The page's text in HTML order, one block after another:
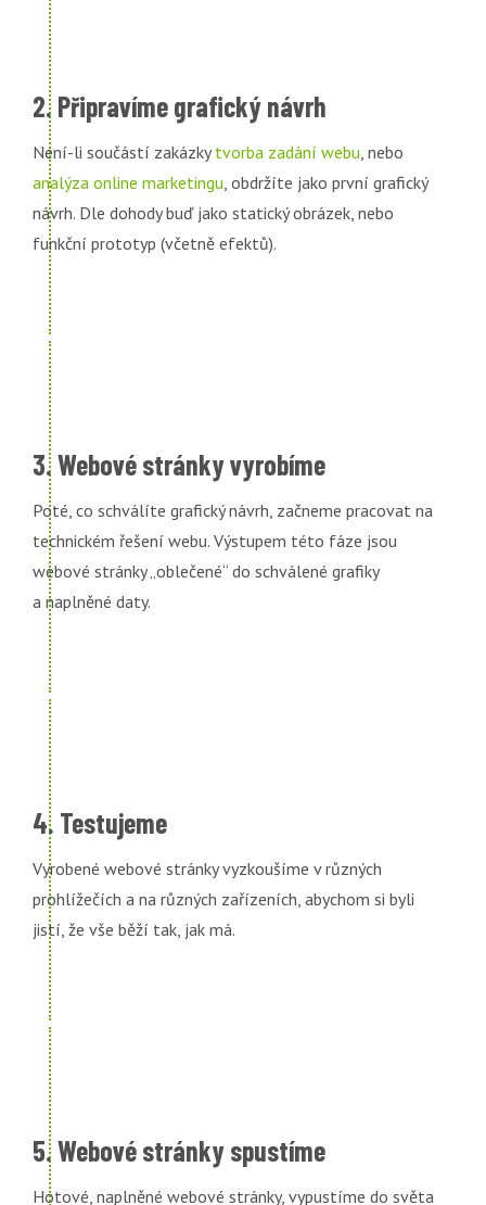
2. Připravíme grafický návrh
Není-li součástí zakázkytvorba zadání webu, nebo
analýza online marketingu, obdržíte jako první grafický
návrh. Dle dohody buď jako statický obrázek, nebo
funkční prototyp (včetně efektů).
3. Webové stránky vyrobíme
Poté, co schválíte grafický návrh, začneme pracovat na
technickém řešení webu. Výstupem této fáze jsou
webové stránky „oblečené“ do schválené grafiky
a naplněné daty.
4. Testujeme
Vyrobené webové stránky vyzkoušíme v různých
prohlížečích a na různých zařízeních, abychom si byli
jistí, že vše běží tak, jak má.
5. Webové stránky spustíme
Hotové, naplněné webové stránky, vypustíme do světa